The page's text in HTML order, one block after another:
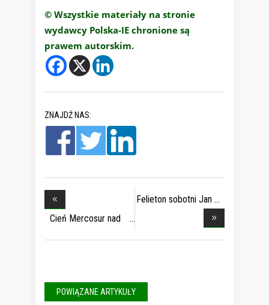
© Wszystkie materiały na stronie
wydawcy Polska-IE chronione są
prawem autorskim.
ZNAJDŹ NAS:
Cień Mercosur nad
Felieton sobotni Jan
POWIĄZANE ARTYKUŁY